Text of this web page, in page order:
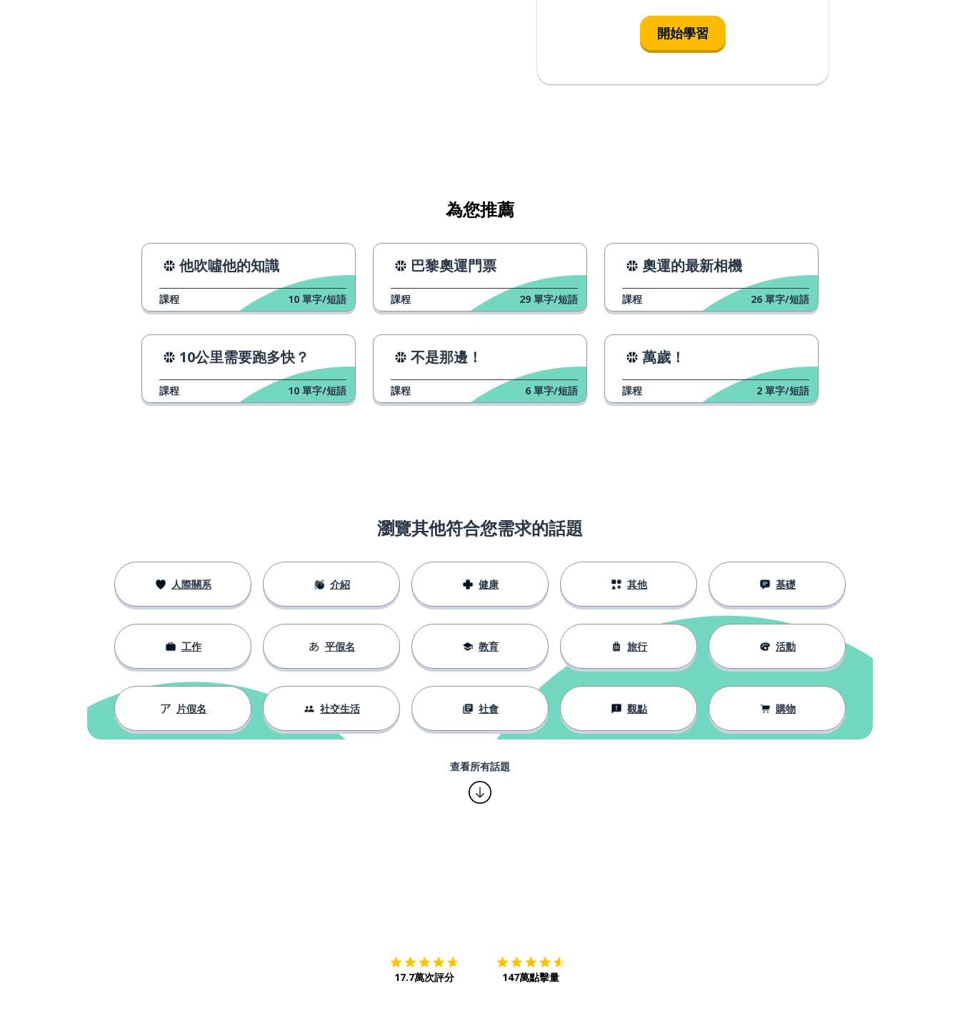
綠色
紳士
吵鬧的
停止；停下
開始學習
為您推薦
他吹噓他的知識
課程 10 單字/短語
巴黎奧運門票
課程 29 單字/短語
奧運的最新相機
課程 26 單字/短語
10公里需要跑多快？
課程 10 單字/短語
不是那邊！
課程 6 單字/短語
萬歲！
課程 2 單字/短語
瀏覽其他符合您需求的話題
人際關系 介紹 健康 其他 基礎
工作 平假名 教育 旅行 活動
片假名 社交生活 社會 觀點 購物
查看所有話題
17.7萬次評分 147萬點擊量